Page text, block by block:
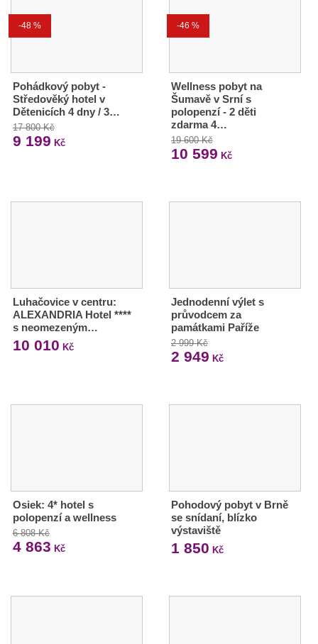
-48 %
Pohádkový pobyt -
Středověký hotel v
Dětenicích 4 dny / 3…
17 800 Kč
9 199 Kč
-46 %
Wellness pobyt na
Šumavě v Srní s
polopenzí - 2 děti
zdarma 4…
19 600 Kč
10 599 Kč
Luhačovice v centru:
ALEXANDRIA Hotel ****
s neomezeným…
10 010 Kč
Jednodenní výlet s
průvodcem za
památkami Paříže
2 999 Kč
2 949 Kč
Osiek: 4* hotel s
polopenzí a wellness
6 808 Kč
4 863 Kč
Pohodový pobyt v Brně
se snídaní, blízko
výstaviště
1 850 Kč